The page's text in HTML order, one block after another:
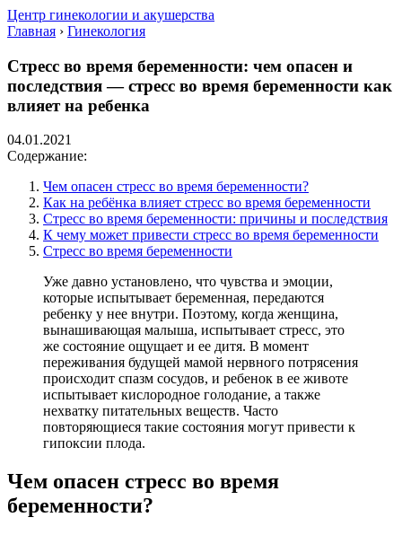
Центр гинекологии и акушерства
Главная › Гинекология
Стресс во время беременности: чем опасен и
последствия — стресс во время беременности как
влияет на ребенка
04.01.2021
Содержание:
Чем опасен стресс во время беременности?
Как на ребёнка влияет стресс во время беременности
Стресс во время беременности: причины и последствия
К чему может привести стресс во время беременности
Стресс во время беременности
Уже давно установлено, что чувства и эмоции,
которые испытывает беременная, передаются
ребенку у нее внутри. Поэтому, когда женщина,
вынашивающая малыша, испытывает стресс, это
же состояние ощущает и ее дитя. В момент
переживания будущей мамой нервного потрясения
происходит спазм сосудов, и ребенок в ее животе
испытывает кислородное голодание, а также
нехватку питательных веществ. Часто
повторяющиеся такие состояния могут привести к
гипоксии плода.
Чем опасен стресс во время
беременности?